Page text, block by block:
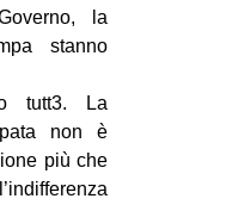
la
stanno
tutt3. La
non è
più che